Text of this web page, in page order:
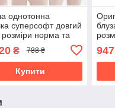
однотонна
суперсофт довгий
розміри норма та
₴ 788 ₴
Купити